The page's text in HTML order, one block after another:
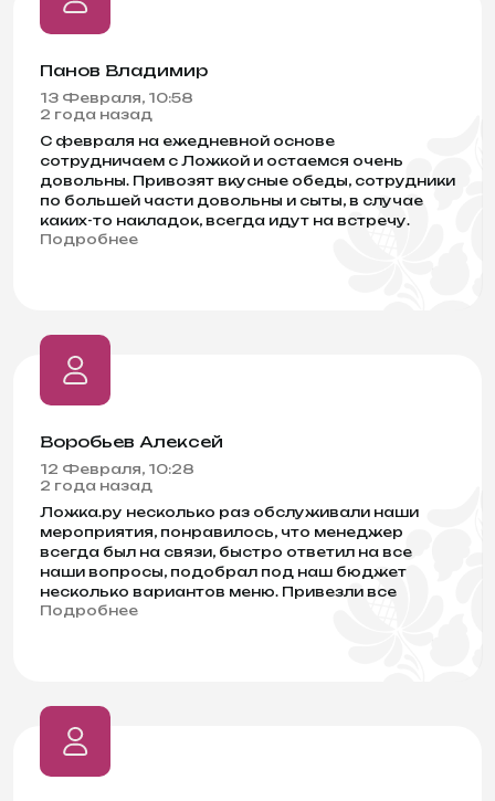
Панов Владимир
13 Февраля, 10:58
2 года назад
С февраля на ежедневной основе
сотрудничаем с Ложкой и остаемся очень
довольны. Привозят вкусные обеды, сотрудники
по большей части довольны и сыты, в случае
каких-то накладок, всегда идут на встречу.
Очень удобно, что можно заказывать
Подробнее
Воробьев Алексей
12 Февраля, 10:28
2 года назад
Ложка.ру несколько раз обслуживали наши
мероприятия, понравилось, что менеджер
всегда был на связи, быстро ответил на все
наши вопросы, подобрал под наш бюджет
несколько вариантов меню. Привезли все
вовремя, в свежем виде. Гости остались очень
Подробнее